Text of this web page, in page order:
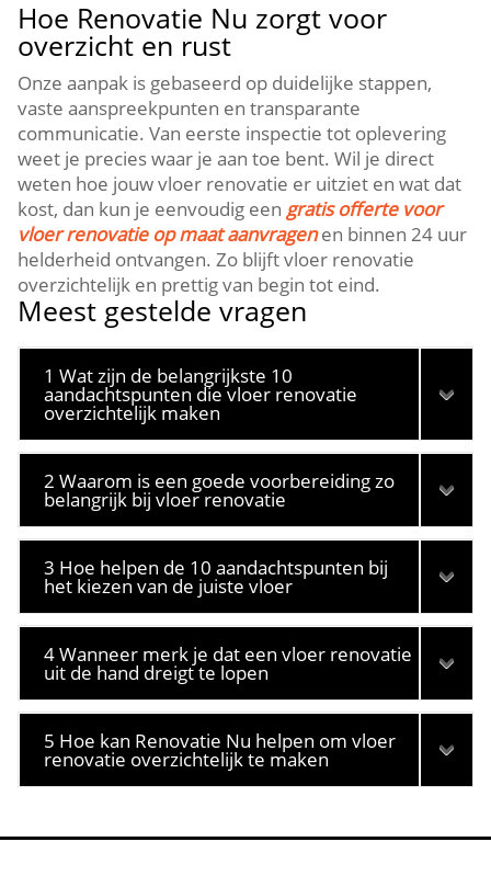
Hoe Renovatie Nu zorgt voor
overzicht en rust
Onze aanpak is gebaseerd op duidelijke stappen,
vaste aanspreekpunten en transparante
communicatie.​ Van eerste inspectie tot oplevering
weet je precies waar je aan toe bent.​ Wil je direct
weten hoe jouw vloer renovatie er uitziet en wat dat
kost, dan kun je eenvoudig eengratis offerte voor
vloer renovatie op maat aanvragenen binnen 24 uur
helderheid ontvangen.​ Zo blijft vloer renovatie
overzichtelijk en prettig van begin tot eind.​
Meest gestelde vragen
1 Wat zijn de belangrijkste 10
aandachtspunten die vloer renovatie
overzichtelijk maken
2 Waarom is een goede voorbereiding zo
belangrijk bij vloer renovatie
3 Hoe helpen de 10 aandachtspunten bij
het kiezen van de juiste vloer
4 Wanneer merk je dat een vloer renovatie
uit de hand dreigt te lopen
5 Hoe kan Renovatie Nu helpen om vloer
renovatie overzichtelijk te maken